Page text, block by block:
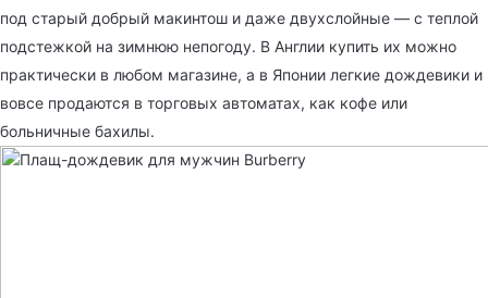
под старый добрый макинтош и даже двухслойные — с теплой
подстежкой на зимнюю непогоду. В Англии купить их можно
практически в любом магазине, а в Японии легкие дождевики и
вовсе продаются в торговых автоматах, как кофе или
больничные бахилы.